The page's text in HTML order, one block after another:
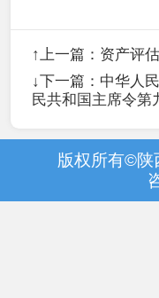
↑上一篇： 资产评
↓下一篇： 中华人
民共和国主席令第
版权所有©陕